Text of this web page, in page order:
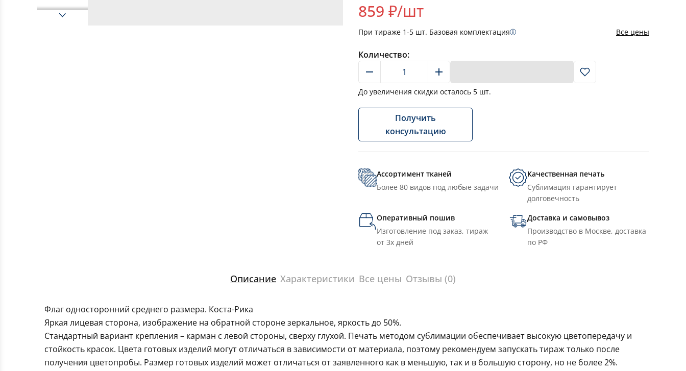
859 ₽/шт
При тираже 1-5 шт. Базовая комплектация Все цены
Количество:
До увеличения скидки осталось 5 шт.
Получить
консультацию
Ассортимент тканей
Более 80 видов под любые задачи
Качественная печать
Сублимация гарантирует
долговечность
Оперативный пошив
Изготовление под заказ, тираж
от 3х дней
Доставка и самовывоз
Производство в Москве, доставка
по РФ
Описание Характеристики Все цены Отзывы (0)
Флаг односторонний среднего размера. Коста-Рика
Яркая лицевая сторона, изображение на обратной стороне зеркальное, яркость до 50%.
Стандартный вариант крепления – карман с левой стороны, сверху глухой. Печать методом сублимации обеспечивает высокую цветопередачу и
стойкость красок. Цвета готовых изделий могут отличаться в зависимости от материала, поэтому рекомендуем запускать тираж только после
получения цветопробы. Размер готовых изделий может отличаться от заявленного как в меньшую, так и в большую сторону, но не более 2%.